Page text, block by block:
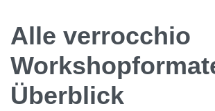
Alle verrocchio
Überblick